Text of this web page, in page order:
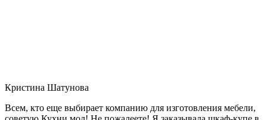
Кристина Шатунова
Всем, кто еще выбирает компанию для изготовления мебели,